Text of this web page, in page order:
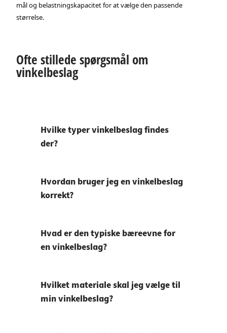
mål og belastningskapacitet for at vælge den passende
størrelse.
Ofte stillede spørgsmål om
vinkelbeslag
Hvilke typer vinkelbeslag findes
der?
Hvordan bruger jeg en vinkelbeslag
korrekt?
Hvad er den typiske bæreevne for
en vinkelbeslag?
Hvilket materiale skal jeg vælge til
min vinkelbeslag?